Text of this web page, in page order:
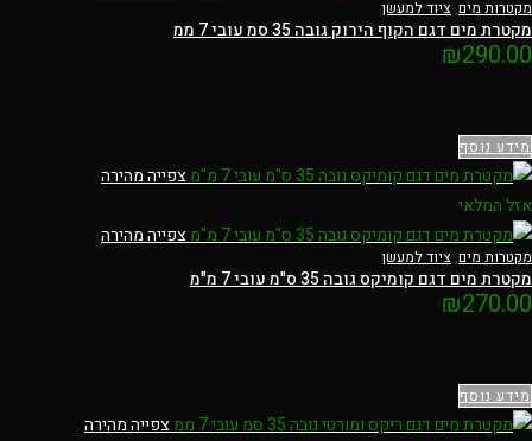
מקטרות מים, ציוד למעשן
מקטרת מים דגם הקוף הירוק גובה 35 סמ עובי 7 ממ
₪290.00
מידע נוסף
צפייה מהירה
אזל המלאי
צפייה מהירה
מקטרות מים, ציוד למעשן
מקטרת מים דגם קומיקס גובה 35 ס"מ עובי 7 מ"מ
₪270.00
מידע נוסף
צפייה מהירה